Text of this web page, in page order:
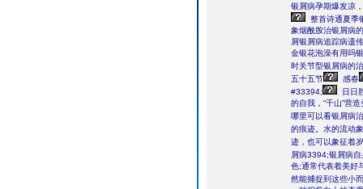
银屑病孕期爆发凉
整首诗通夏季
象烟酰胺治银屑病
屑银屑病追踪病遗
金银花泡澡有用吗
时关节型银屑病的
五十五节
感春
#33394;
日日
的自我，“千山”营
哪里可以看银屑病
的痕迹。水的流动
迹，也可以象征着
屑病3394;银屑病
色;通常代表着美好
然能捕捉到这些小